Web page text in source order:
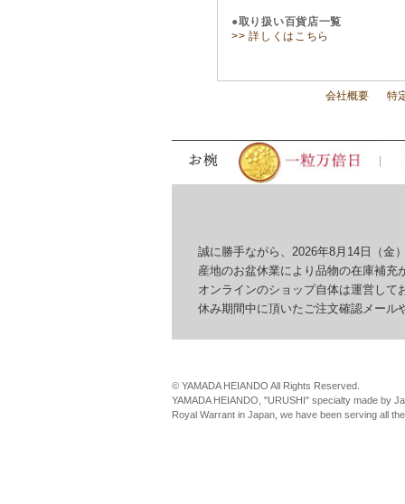
●取り扱い百貨店一覧
>> 詳しくはこちら
会社概要 特
誠に勝手ながら、2026年8月14日（金）
産地のお盆休業により品物の在庫補充が
オンラインのショップ自体は運営して
休み期間中に頂いたご注文確認メール
© YAMADA HEIANDO All Rights Reserved.
YAMADA HEIANDO, "URUSHI" specialty made by
Royal Warrant in Japan, we have been serving all